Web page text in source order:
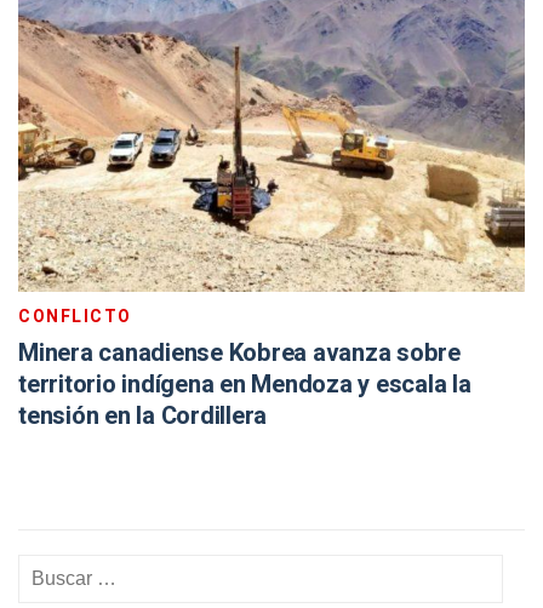
CONFLICTO
Minera canadiense Kobrea avanza sobre
territorio indígena en Mendoza y escala la
tensión en la Cordillera